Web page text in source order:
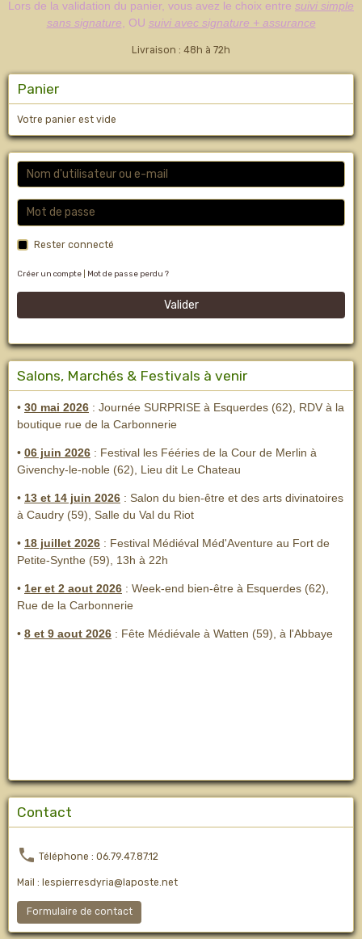
Lors de la validation du panier, vous avez le choix entre suivi simple
sans signature , OU suivi avec signature + assurance
Livraison : 48h à 72h
Panier
Votre panier est vide
Rester connecté
Créer un compte Mot de passe perdu ?
Valider
Salons, Marchés & Festivals à venir
• 30 mai 2026 : Journée SURPRISE à Esquerdes (62), RDV à la
boutique rue de la Carbonnerie
• 06 juin 2026 : Festival les Fééries de la Cour de Merlin à
Givenchy-le-noble (62), Lieu dit Le Chateau
• 13 et 14 juin 2026 : Salon du bien-être et des arts divinatoires
à Caudry (59), Salle du Val du Riot
• 18 juillet 2026 : Festival Médiéval Méd'Aventure au Fort de
Petite-Synthe (59), 13h à 22h
• 1er et 2 aout 2026 : Week-end bien-être à Esquerdes (62),
Rue de la Carbonnerie
• 8 et 9 aout 2026 : Fête Médiévale à Watten (59), à l'Abbaye
Contact
Téléphone : 06.79.47.87.12
Mail : lespierresdyria@laposte.net
Formulaire de contact